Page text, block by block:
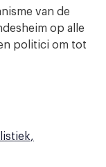
van de
op alle
politici om tot